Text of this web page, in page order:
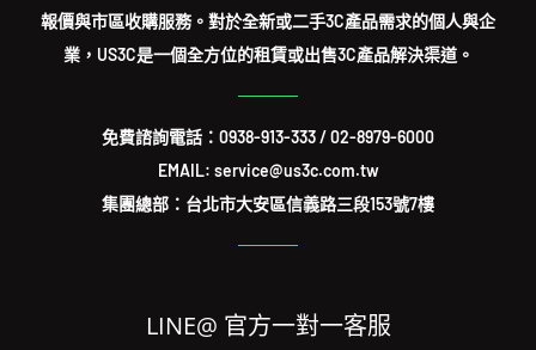
報價與市區收購服務。對於全新或二手3C產品需求的個人與企
業，US3C是一個全方位的租賃或出售3C產品解決渠道。
免費諮詢電話： 0938-913-333/02-8979-6000
EMAIL: service@us3c.com.tw
集團總部：台北市大安區信義路三段153號7樓
LINE@ 官方一對一客服